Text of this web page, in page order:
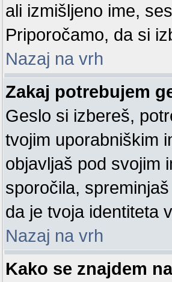
ali izmišljeno ime,
Priporočamo, da si
Nazaj na vrh
Zakaj potrebujem
Geslo si izbereš,
tvojim uporabniškim
objavljaš pod svojim
sporočila,
da je tvoja identiteta
Nazaj na vrh
Kako se znajdem